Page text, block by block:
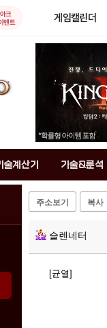
크
벤트
게임캘린더
술계산기 기술&룬석
주소보기 복사
슬렌네터
[균열]